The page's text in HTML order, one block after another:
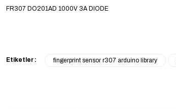
FR307 DO201AD 1000V 3A DIODE
Etiketler : fingerprint sensor r307 arduino library